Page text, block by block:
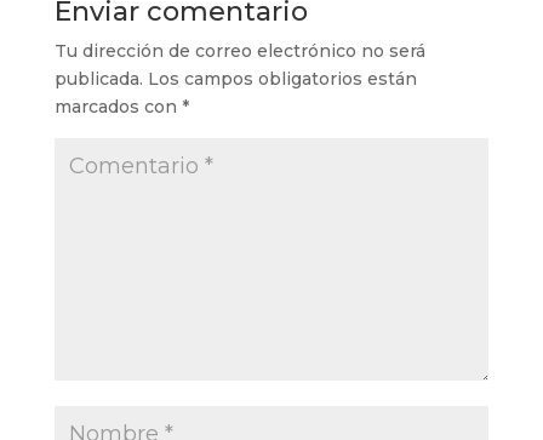
Enviar comentario
Tu dirección de correo electrónico no será
publicada. Los campos obligatorios están
marcados con *